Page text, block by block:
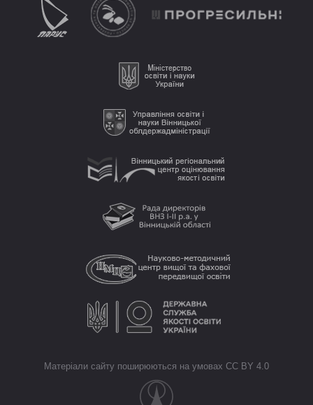
Матеріали сайту поширюються на умовах CC BY 4.0